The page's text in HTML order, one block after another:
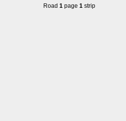
Road 1 page 1 strip